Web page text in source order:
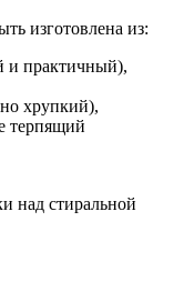
изготовлена из:
и практичный),
хрупкий),
терпящий